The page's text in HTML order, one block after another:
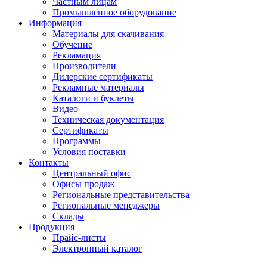
Промышленное оборудование
Информация
Материалы для скачивания
Обучение
Рекламация
Производители
Дилерские сертификаты
Рекламные материалы
Каталоги и буклеты
Видео
Техническая документация
Сертификаты
Программы
Условия поставки
Контакты
Центральный офис
Офисы продаж
Региональные представительства
Региональные менеджеры
Склады
Продукция
Прайс-листы
Электронный каталог